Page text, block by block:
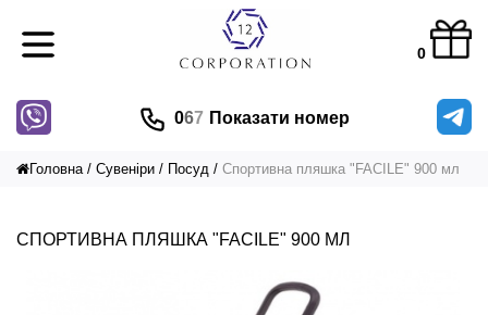
0
067 Показати номер
Головна Сувеніри Посуд Cпортивна пляшка "FACILE" 900 мл
CПОРТИВНА ПЛЯШКА "FACILE" 900 МЛ